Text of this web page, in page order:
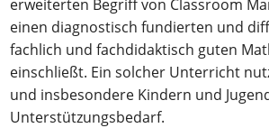
erweiterten Begriff von Classroom
einen diagnostisch fundierten und
fachlich und fachdidaktisch guten
einschließt. Ein solcher Unterricht
und insbesondere Kindern und
Unterstützungsbedarf.